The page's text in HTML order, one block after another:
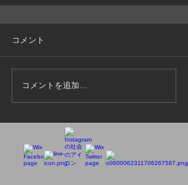
小学生だったお客さんが同業の後
輩に（笑）
コメント
コメントを追加…